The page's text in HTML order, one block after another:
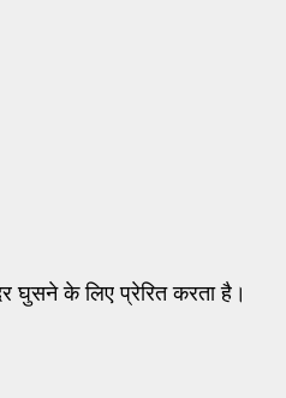
घुसने के लिए प्रेरित करता है।